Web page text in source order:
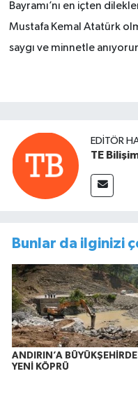
Bayramı’nı en içten
Mustafa Kemal Atatürk
saygı ve minnetle
EDITÖR
TE
Bunlar da ilginizi
ANDIRIN’A
YENİ KÖPRÜ